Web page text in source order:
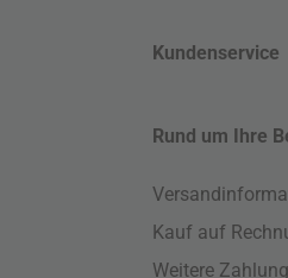
Kundenservice
Rund um Ihre
Kauf auf
Weitere